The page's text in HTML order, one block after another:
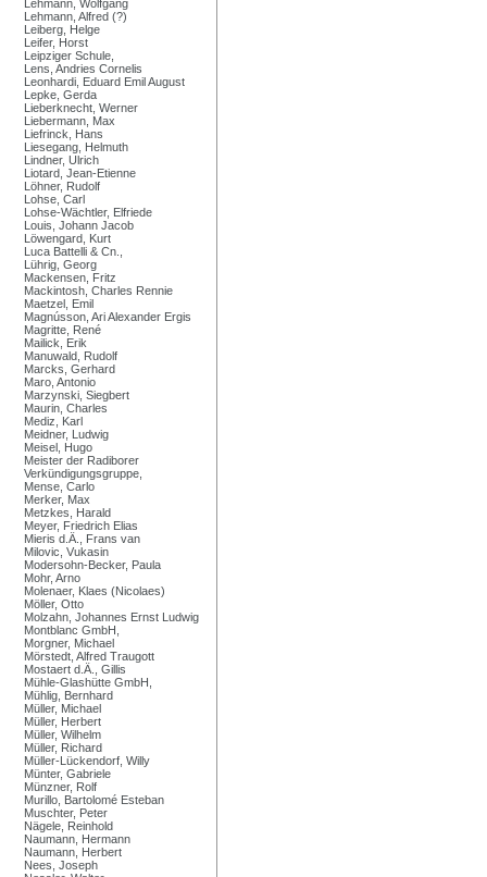
Lehmann, Wolfgang
Lehmann, Alfred (?)
Leiberg, Helge
Leifer, Horst
Leipziger Schule,
Lens, Andries Cornelis
Leonhardi, Eduard Emil August
Lepke, Gerda
Lieberknecht, Werner
Liebermann, Max
Liefrinck, Hans
Liesegang, Helmuth
Lindner, Ulrich
Liotard, Jean-Etienne
Löhner, Rudolf
Lohse, Carl
Lohse-Wächtler, Elfriede
Louis, Johann Jacob
Löwengard, Kurt
Luca Battelli & Cn.,
Lührig, Georg
Mackensen, Fritz
Mackintosh, Charles Rennie
Maetzel, Emil
Magnússon, Ari Alexander Ergis
Magritte, René
Mailick, Erik
Manuwald, Rudolf
Marcks, Gerhard
Maro, Antonio
Marzynski, Siegbert
Maurin, Charles
Mediz, Karl
Meidner, Ludwig
Meisel, Hugo
Meister der Radiborer
Verkündigungsgruppe,
Mense, Carlo
Merker, Max
Metzkes, Harald
Meyer, Friedrich Elias
Mieris d.Ä., Frans van
Milovic, Vukasin
Modersohn-Becker, Paula
Mohr, Arno
Molenaer, Klaes (Nicolaes)
Möller, Otto
Molzahn, Johannes Ernst Ludwig
Montblanc GmbH,
Morgner, Michael
Mörstedt, Alfred Traugott
Mostaert d.Ä., Gillis
Mühle-Glashütte GmbH,
Mühlig, Bernhard
Müller, Michael
Müller, Herbert
Müller, Wilhelm
Müller, Richard
Müller-Lückendorf, Willy
Münter, Gabriele
Münzner, Rolf
Murillo, Bartolomé Esteban
Muschter, Peter
Nägele, Reinhold
Naumann, Hermann
Naumann, Herbert
Nees, Joseph